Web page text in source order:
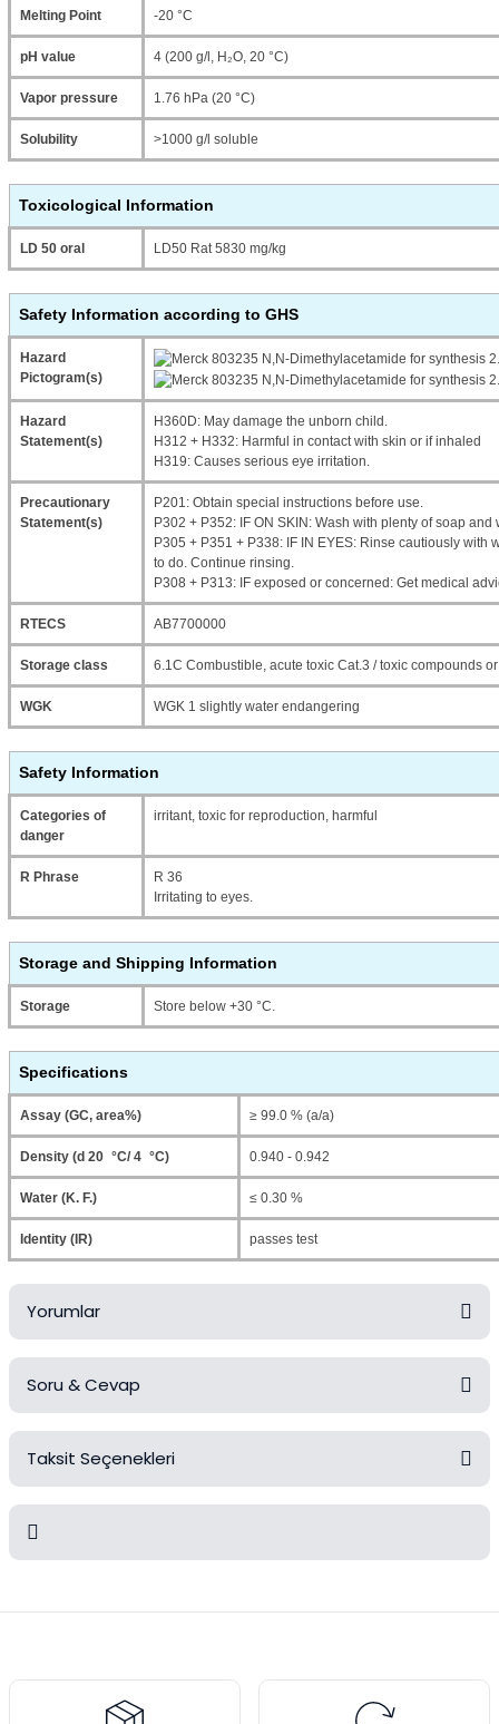
Melting Point -20 °C
pH value 4 (200 g/l, H₂O, 20 °C)
Vapor pressure 1.76 hPa (20 °C)
Solubility >1000 g/l soluble
Toxicological Information
LD 50 oral LD50 Rat 5830 mg/kg
Safety Information according to GHS
Hazard
Pictogram(s)
Hazard
Statement(s)
H360D: May damage the unborn child.
H312 + H332: Harmful in contact with skin or if inhaled
H319: Causes serious eye irritation.
Precautionary
Statement(s)
P201: Obtain special instructions before use.
P302 + P352: IF ON SKIN: Wash with plenty of soap and
P305 + P351 + P338: IF IN EYES: Rinse cautiously
to do. Continue rinsing.
P308 + P313: IF exposed or concerned: Get medical
RTECS AB7700000
Storage class 6.1C Combustible, acute toxic Cat.3 / toxic compounds
WGK WGK 1 slightly water endangering
Safety Information
Categories of
danger
irritant, toxic for reproduction, harmful
R Phrase
R 36
Irritating to eyes.
Storage and Shipping Information
Storage Store below +30 °C.
Specifications
Assay (GC, area%) ≥ 99.0 % (a/a)
Density (d 20 °C/ 4 °C) 0.940 - 0.942
Water (K. F.) ≤ 0.30 %
Identity (IR) passes test
Yorumlar
Bu ürüne ilk yorumu siz yapın!
Soru & Cevap
Ürün hakkında henüz soru sorulmamış.
Taksit Seçenekleri
konularda yetersiz gördüğünüz noktaları öneri formunu kullanarak
Ürün resmi kalitesiz, bozuk veya görüntülenemiyor.